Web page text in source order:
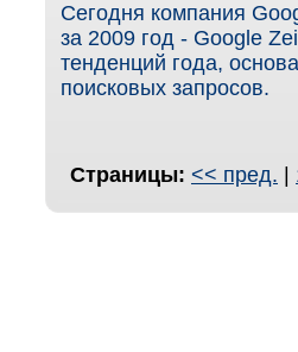
Сегодня компания
за 2009 год - Google
тенденций года,
поисковых запросов.
Страницы: << пред. |